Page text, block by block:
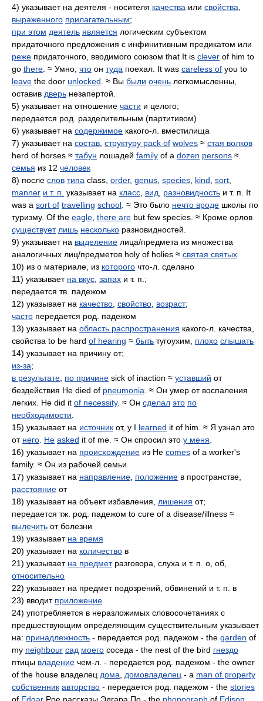
4) указывает на деятеля - носителя качества или свойства
выраженного прилагательным;
при этом деятель является логическим субъектом
придаточного предложения с инфинитивным предикатом или
реже придаточного, вводимого союзом that It is clever of him to
go there . ≈ Умно, что он туда поехал. It was careless of you to
leave the door unlocked . ≈ Вы были очень легкомысленны,
оставив дверь незапертой.
5) указывает на отношение части и целого;
передается род. разделительным (партитивом)
6) указывает на содержимое какого-л. вместилища
7) указывает на состав структуру pack of wolves ≈ стая волков
herd of horses ≈ табун лошадей family of a dozen persons ≈
семья из 12 человек
8) после слов типа class, order, genus species kind sort
manner и т. п. указывает на класс вид разновидность и т. п. It
was a sort of travelling school . ≈ Это было нечто вроде школы по
туризму. Of the eagle there are but few species. ≈ Кроме орлов
существует лишь несколько разновидностей.
9) указывает на выделение лица/предмета из множества
аналогичных лиц/предметов holy of holies ≈ святая святых
10) из о материале, из которого что-л. сделано
11) указывает на вкус запах и т. п.;
передается тв. падежом
12) указывает на качество свойство возраст;
часто передается род. падежом
13) указывает на область распространения какого-л. качества,
свойства to be hard of hearing ≈ быть тугоухим, плохо слышать
14) указывает на причину от;
из-за;
в результате по причине sick of inaction ≈ уставший от
бездействия He died of pneumonia . ≈ Он умер от воспаления
легких. He did it of necessity. ≈ Он сделал это по
необходимости
15) указывает на источник от, у I learned it of him. ≈ Я узнал это
от него He asked it of me. ≈ Он спросил это у меня
16) указывает на происхождение из He comes of a worker's
family. ≈ Он из рабочей семьи.
17) указывает на направление положение в пространстве,
расстояние от
18) указывает на объект избавления, лишения от;
передается тж. род. падежом to cure of a disease/illness ≈
вылечить от болезни
19) указывает на время
20) указывает на количество в
21) указывает на предметразговора, слуха и т. п. о, об,
относительно
22) указывает на предмет подозрений, обвинений и т. п. в
23) вводит приложение
24) употребляется в неразложимых словосочетаниях с
предшествующим определяющим существительным указывает
на: принадлежность - передается род. падежом - the garden of
my neighbour сад моего соседа - the nest of the bird гнездо
птицы владение чем-л. - передается род. падежом - the owner
of the house владелец дома домовладелец - a man of property
собственник авторство - передается род. падежом - the stories